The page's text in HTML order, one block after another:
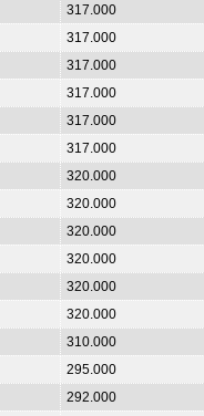
317.000
317.000
317.000
317.000
317.000
317.000
320.000
320.000
320.000
320.000
320.000
320.000
310.000
295.000
292.000